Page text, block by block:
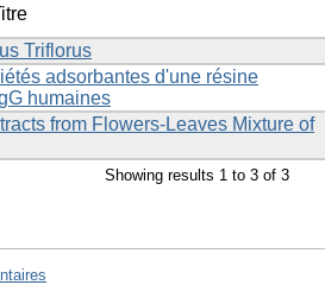
Triflorus
adsorbantes d'une résine
humaines
from Flowers-Leaves Mixture of
Showing results 1 to 3 of 3